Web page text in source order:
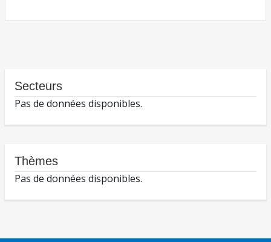
Secteurs
Pas de données disponibles.
Thèmes
Pas de données disponibles.